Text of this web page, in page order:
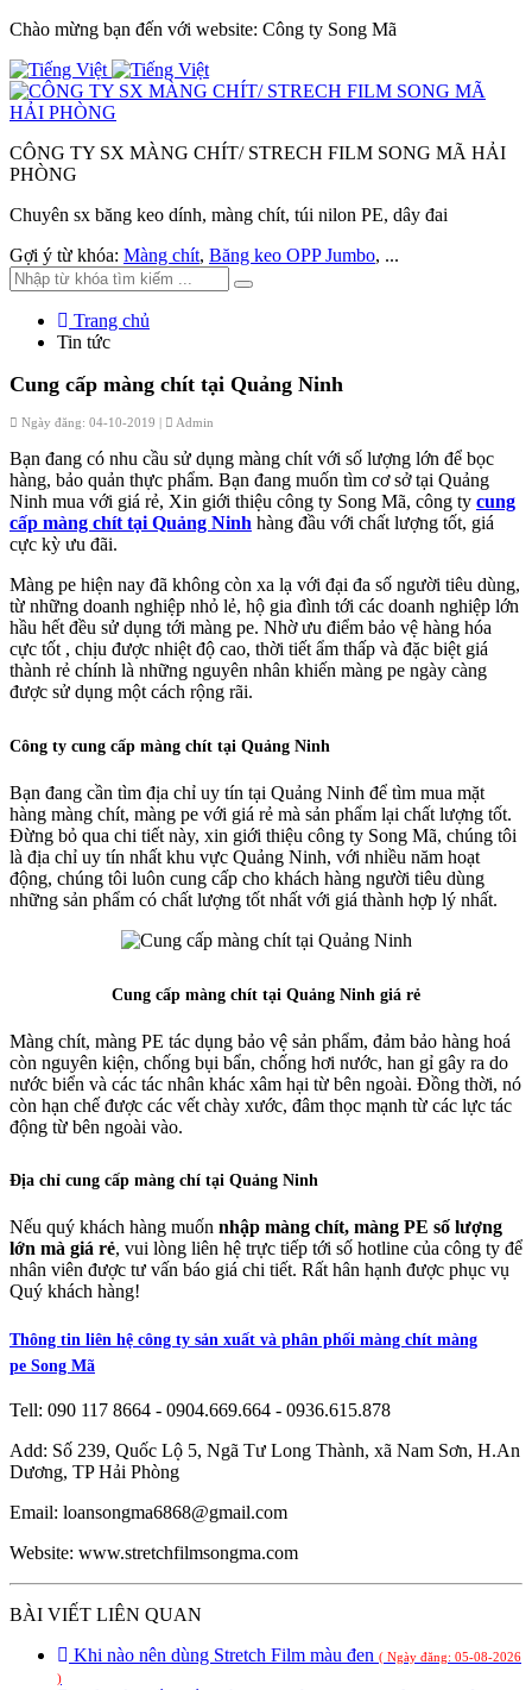
Chào mừng bạn đến với website: Công ty Song Mã
CÔNG TY SX MÀNG CHÍT/ STRECH FILM SONG MÃ HẢI
PHÒNG
Chuyên sx băng keo dính, màng chít, túi nilon PE, dây đai
Gợi ý từ khóa: Màng chít, Băng keo OPP Jumbo, ...
Trang chủ
Tin tức
Cung cấp màng chít tại Quảng Ninh
Ngày đăng: 04-10-2019 | Admin
Bạn đang có nhu cầu sử dụng màng chít với số lượng lớn để bọc
hàng, bảo quản thực phẩm. Bạn đang muốn tìm cơ sở tại Quảng
Ninh mua với giá rẻ, Xin giới thiệu công ty Song Mã, công ty cung
cấp màng chít tại Quảng Ninh hàng đầu với chất lượng tốt, giá
cực kỳ ưu đãi.
Màng pe hiện nay đã không còn xa lạ với đại đa số người tiêu dùng,
từ những doanh nghiệp nhỏ lẻ, hộ gia đình tới các doanh nghiệp lớn
hầu hết đều sử dụng tới màng pe. Nhờ ưu điểm bảo vệ hàng hóa
cực tốt , chịu được nhiệt độ cao, thời tiết ẩm thấp và đặc biệt giá
thành rẻ chính là những nguyên nhân khiến màng pe ngày càng
được sử dụng một cách rộng rãi.
Công ty cung cấp màng chít tại Quảng Ninh
Bạn đang cần tìm địa chỉ uy tín tại Quảng Ninh để tìm mua mặt
hàng màng chít, màng pe với giá rẻ mà sản phẩm lại chất lượng tốt.
Đừng bỏ qua chi tiết này, xin giới thiệu công ty Song Mã, chúng tôi
là địa chỉ uy tín nhất khu vực Quảng Ninh, với nhiều năm hoạt
động, chúng tôi luôn cung cấp cho khách hàng người tiêu dùng
những sản phẩm có chất lượng tốt nhất với giá thành hợp lý nhất.
Cung cấp màng chít tại Quảng Ninh giá rẻ
Màng chít, màng PE tác dụng bảo vệ sản phẩm, đảm bảo hàng hoá
còn nguyên kiện, chống bụi bẩn, chống hơi nước, han gỉ gây ra do
nước biển và các tác nhân khác xâm hại từ bên ngoài. Đồng thời, nó
còn hạn chế được các vết chày xước, đâm thọc mạnh từ các lực tác
động từ bên ngoài vào.
Địa chỉ cung cấp màng chí tại Quảng Ninh
Nếu quý khách hàng muốn nhập màng chít, màng PE số lượng
lớn mà giá rẻ, vui lòng liên hệ trực tiếp tới số hotline của công ty để
nhân viên được tư vấn báo giá chi tiết. Rất hân hạnh được phục vụ
Quý khách hàng!
Thông tin liên hệ công ty sản xuất và phân phối màng chít màng
pe Song Mã
Tell: 090 117 8664 - 0904.669.664 - 0936.615.878
Add: Số 239, Quốc Lộ 5, Ngã Tư Long Thành, xã Nam Sơn, H.An
Dương, TP Hải Phòng
Email: loansongma6868@gmail.com
Website: www.stretchfilmsongma.com
BÀI VIẾT LIÊN QUAN
Khi nào nên dùng Stretch Film màu đen ( Ngày đăng: 05-08-2026
)